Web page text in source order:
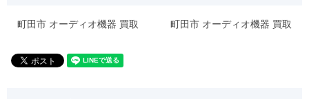
町田市 オーディオ機器 買取 町田市 オーディオ機器 買取